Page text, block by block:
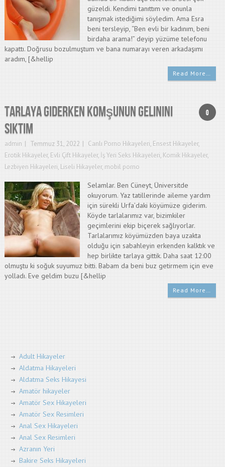
güzeldi. Kendimi tanıttım ve onunla
tanışmak istediğimi söyledim. Ama Esra
beni tersleyip, “Ben evli bir kadınım, beni
birdaha arama!” deyip yüzüme telefonu
kapattı. Doğrusu bozulmuştum ve bana numarayı veren arkadaşımı
aradım, [&hellip
Read More…
0
Tarlaya Giderken Komşunun Gelinini
Siktim
admin Temmuz 31, 2022 Canlı Porno Hikayeleri, Ensest Hikayeler,
Erotik Hikayeler, Evli Çift Hikayeler, İş Yeri Seks Hikayeleri, Komik Hikayeler,
Lezbiyen Hikayeleri, Liseli Hikayeler, mobil porno
Selamlar. Ben Cüneyt, Üniversitde
okuyorum. Yaz tatillerinde aileme yardım
için sürekli Urfa’daki köyümüze giderim.
Köyde tarlalarımız var, bizimkiler
geçimlerini ekip biçerek sağlıyorlar.
Tarlalarımız köyümüzden baya uzakta
olduğu için sabahleyin erkenden kalktık ve
hep birlikte tarlaya gittik. Daha saat 12:00
olmuştu ki soğuk suyumuz bitti. Babam da beni buz getirmem için eve
yolladı. Eve geldim buzu [&hellip
Read More…
Adult Hikayeler
Aldatma Hikayeleri
Aldatma Seks Hikayesi
Amatör hikayeler
Amatör Sex Hikayeleri
Amatör Sex Resimleri
Anal Sex Hikayeleri
Anal Sex Resimleri
Azranın Yeri
Bakire Seks Hikayeleri